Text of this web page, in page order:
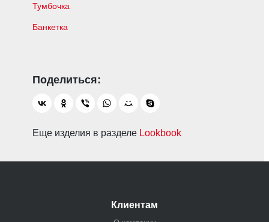
Тумбочка
Банкетка
Еще изделия в разделе Lookbook
Клиентам